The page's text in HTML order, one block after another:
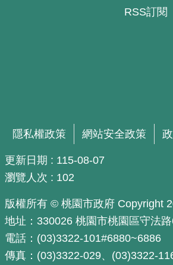
RSS訂閱
隱私權政策 網站安全政策
更新日期
115-08-07
瀏覽人次
102
版權所有 © 桃園市政府 Copyright
地址：330026 桃園市桃園區守法
電話：(03)3322-101#6880~6886
傳真：(03)3322-029、(03)3322-